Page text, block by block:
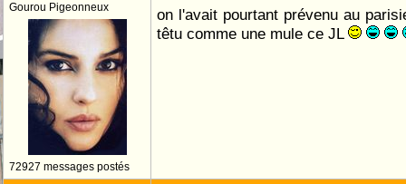
Gourou Pigeonneux
72927 messages postés
on l'avait pourtant prévenu au
têtu comme une mule ce JL